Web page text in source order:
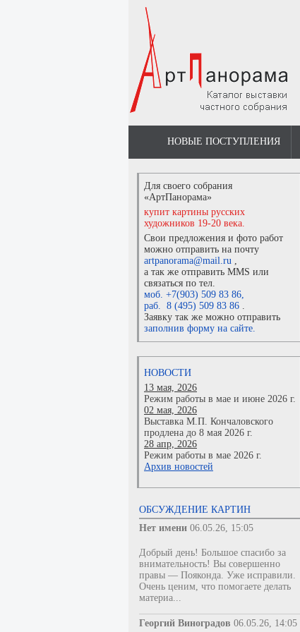
НОВЫЕ ПОСТУПЛЕНИЯ
Для своего собрания
«АртПанорама»
купит картины русских
художников 19-20 века.
Свои предложения и фото работ
можно отправить на почту
artpanorama@mail.ru ,
а так же отправить MMS или
связаться по тел.
моб. +7(903) 509 83 86,
раб. 8 (495) 509 83 86 .
Заявку так же можно отправить
заполнив форму на сайте.
НОВОСТИ
13 мая, 2026
Режим работы в мае и июне 2026 г.
02 мая, 2026
Выставка М.П. Кончаловского
продлена до 8 мая 2026 г.
28 апр, 2026
Режим работы в мае 2026 г.
Архив новостей
ОБСУЖДЕНИЕ КАРТИН
Нет имени 06.05.26, 15:05
Добрый день! Большое спасибо за
внимательность! Вы совершенно
правы — Пояконда. Уже исправили.
Очень ценим, что помогаете делать
материа...
Георгий Виноградов 06.05.26, 14:05